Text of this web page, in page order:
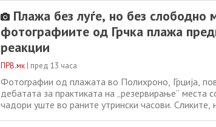
претходни средби на меѓународни
Плажа без луѓе, но без слободно
фотографиите од Грчка плажа
реакции
ПРВ.мк | пред 13 часа
Фотографии од плажата во Полихроно, Грција,
дебатата за практиката на „резервирање“ места
чадори уште во раните утрински часови. Сликите,